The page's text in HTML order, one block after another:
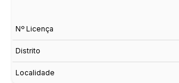
Nº Licença
Distrito
Localidade